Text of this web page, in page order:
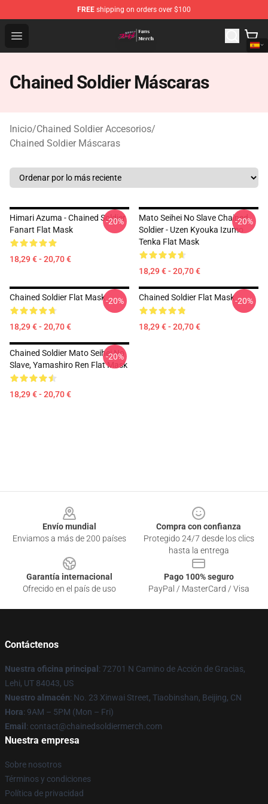
FREE shipping on orders over $100
Open menu
Chained Soldier Store - Official Chained Soldier
Chained Soldier Máscaras
Inicio/Chained Soldier Accesorios/
Chained Soldier Máscaras
Himari Azuma - Chained Soldier
Fanart Flat Mask
18,29 € - 20,70 €
-20%
Mato Seihei No Slave Chained
Soldier - Uzen Kyouka Izumo
Tenka Flat Mask
18,29 € - 20,70 €
-20%
Chained Soldier Flat Mask
18,29 € - 20,70 €
-20% Chained Soldier Flat Mask
18,29 € - 20,70 €
-20%
Chained Soldier Mato Seihei No
Slave, Yamashiro Ren Flat Mask
18,29 € - 20,70 €
-20%
Envío mundial
Enviamos a más de 200 países
Compra con confianza
Protegido 24/7 desde los clics
hasta la entrega
Garantía internacional
Ofrecido en el país de uso
Pago 100% seguro
PayPal / MasterCard / Visa
Contáctenos
Nuestra oficina principal : 72701 N Camino de Acción de Gracias,
Lehi, UT 84043, US
Nuestro almacén: No. 23 Xinwai Street, Tiaobinshan, Beijing, CN
Hora: 9AM – 5PM (Mon – Fri)
Email : contact@chainedsoldiermerch.com
Nuestra empresa
Sobre nosotros
Términos y condiciones
Política de privacidad